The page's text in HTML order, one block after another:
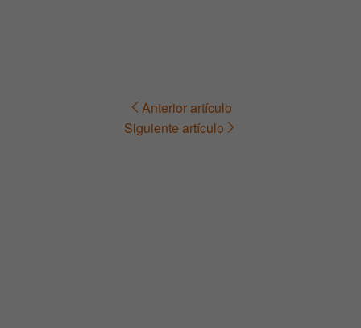
Navegación Anterior artículo
Siguiente artículo